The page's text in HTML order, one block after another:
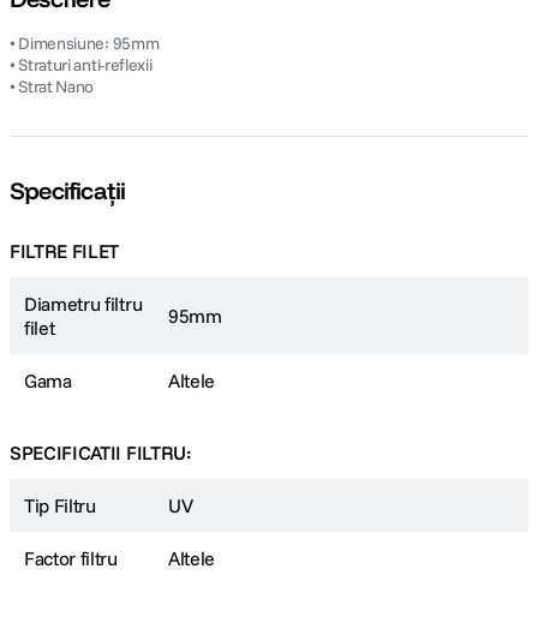
• Dimensiune: 95mm
• Straturi anti-reflexii
• Strat Nano
Specificații
FILTRE FILET
Diametru filtru
filet
95mm
Gama Altele
SPECIFICATII FILTRU:
Tip Filtru UV
Factor filtru Altele